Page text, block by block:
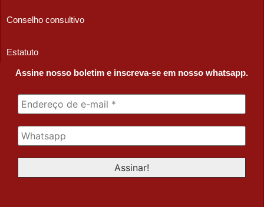
Conselho consultivo
Estatuto
Assine nosso boletim e inscreva-se em nosso whatsapp.